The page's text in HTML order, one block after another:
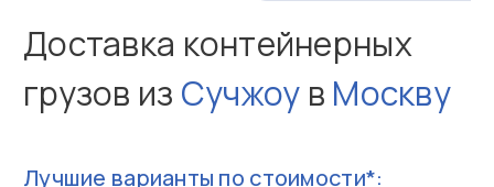
Доставка контейнерных
грузов из Сучжоу в Москву
Лучшие варианты по стоимости*: